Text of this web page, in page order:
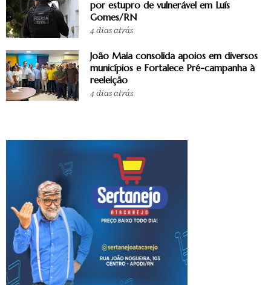
por estupro de vulnerável em Luís
Gomes/RN
4 dias atrás
João Maia consolida apoios em diversos
municípios e Fortalece Pré-campanha à
reeleição
4 dias atrás